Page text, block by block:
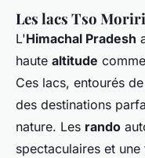
Les lacs Tso
L'Himachal Pradesh
haute altitude
Ces lacs, entourés
des destinations
nature. Les rando
spectaculaires et